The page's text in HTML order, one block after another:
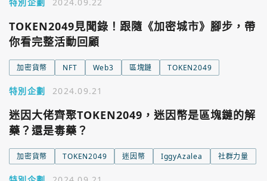
TOKEN2049見聞錄！跟隨《加密城市》腳步，帶
你看完整活動回顧
加密貨幣 NFT Web3 區塊鏈 TOKEN2049
特別企劃 2024.09.21
迷因大佬齊聚TOKEN2049，迷因幣是區塊鏈的解
藥？還是毒藥？
加密貨幣 TOKEN2049 迷因幣 IggyAzalea 社群力量
Email
繼續表示您已同意